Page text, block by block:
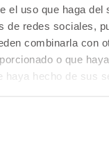
el uso que haga del
de redes sociales,
combinarla con
o que
haya hecho de sus
real para los
en general,
y con
haces algo